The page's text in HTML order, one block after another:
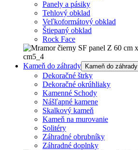
Panely a pásiky
Tehlový obklad
Veľkoformátový obklad
Štiepaný obklad
Rock Face
Kameň do záhrady Kameň do záhrady
Dekoračné štrky
Dekoračné okrúhliaky
Kamenné Schody
Nášľapné kamene
Skalkový kameň
Kameň na murovanie
Solitéry
Záhradné obrubníky
Záhradné doplnky